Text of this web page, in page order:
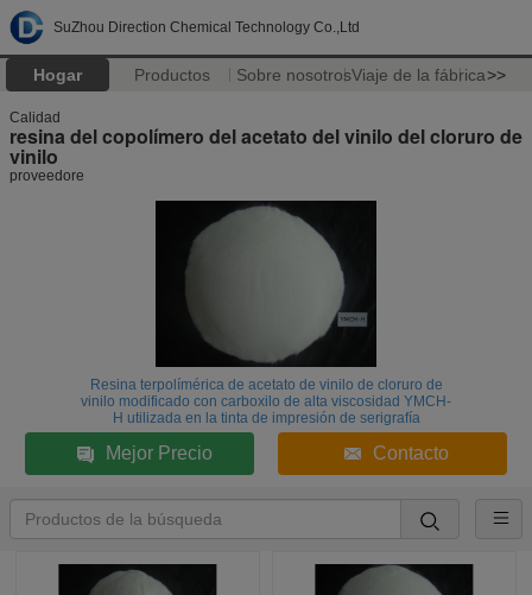
SuZhou Direction Chemical Technology Co.,Ltd
Hogar Productos Sobre nosotrosViaje de la fábrica>>
Calidad
resina del copolímero del acetato del vinilo del cloruro de
vinilo
proveedore
Resina terpolímérica de acetato de vinilo de cloruro de
vinilo modificado con carboxilo de alta viscosidad YMCH-
H utilizada en la tinta de impresión de serigrafía
Mejor Precio Contacto